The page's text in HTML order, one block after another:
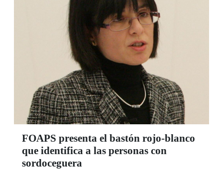
FOAPS presenta el bastón rojo-blanco
que identifica a las personas con
sordoceguera